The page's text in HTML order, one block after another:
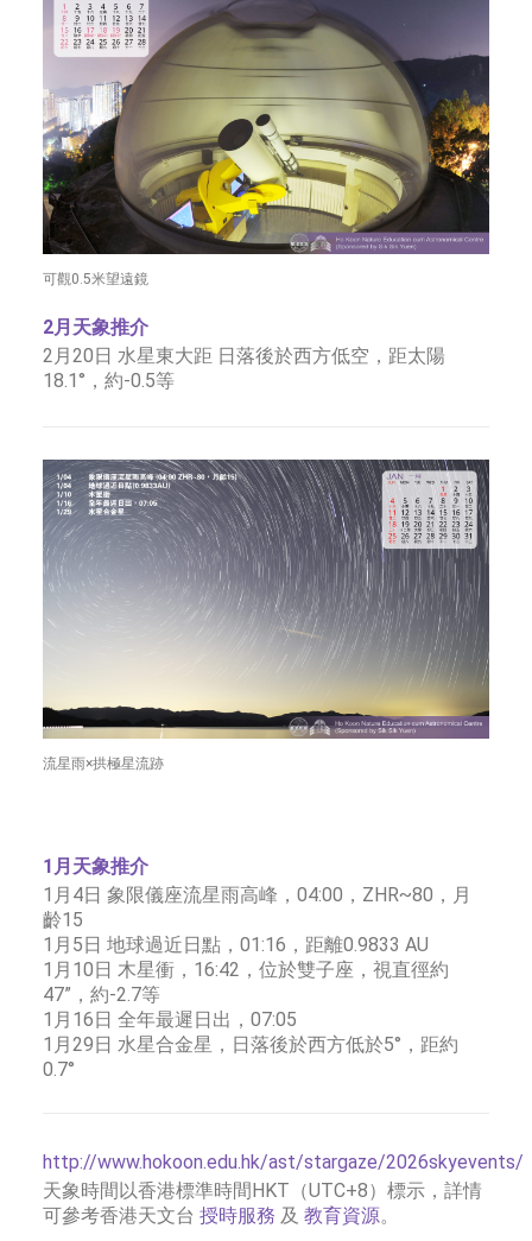
可觀0.5米望遠鏡
2月天象推介
2月20日 水星東大距 日落後於西方低空，距太陽
18.1°，約-0.5等
流星雨×拱極星流跡
1月天象推介
1月4日 象限儀座流星雨高峰，04:00，ZHR~80，月
齡15
1月5日 地球過近日點，01:16，距離0.9833 AU
1月10日 木星衝，16:42，位於雙子座，視直徑約
47”，約-2.7等
1月16日 全年最遲日出，07:05
1月29日 水星合金星，日落後於西方低於5°，距約
0.7°
http://www.hokoon.edu.hk/ast/stargaze/2026skyevents/
天象時間以香港標準時間HKT（UTC+8）標示，詳情
可參考香港天文台 授時服務 及 教育資源。